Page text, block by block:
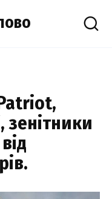
зенітники